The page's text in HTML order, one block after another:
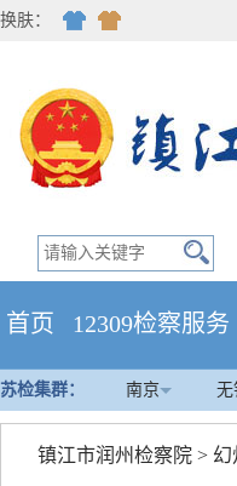
换肤：
首页 12309检察服务
苏检集群： 南京 无
镇江市润州检察院 > 幻